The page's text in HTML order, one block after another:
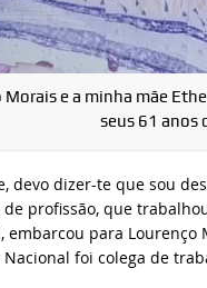
e a minha mãe
seus 61 anos
devo dizer-te que sou
profissão, que
para
foi colega de